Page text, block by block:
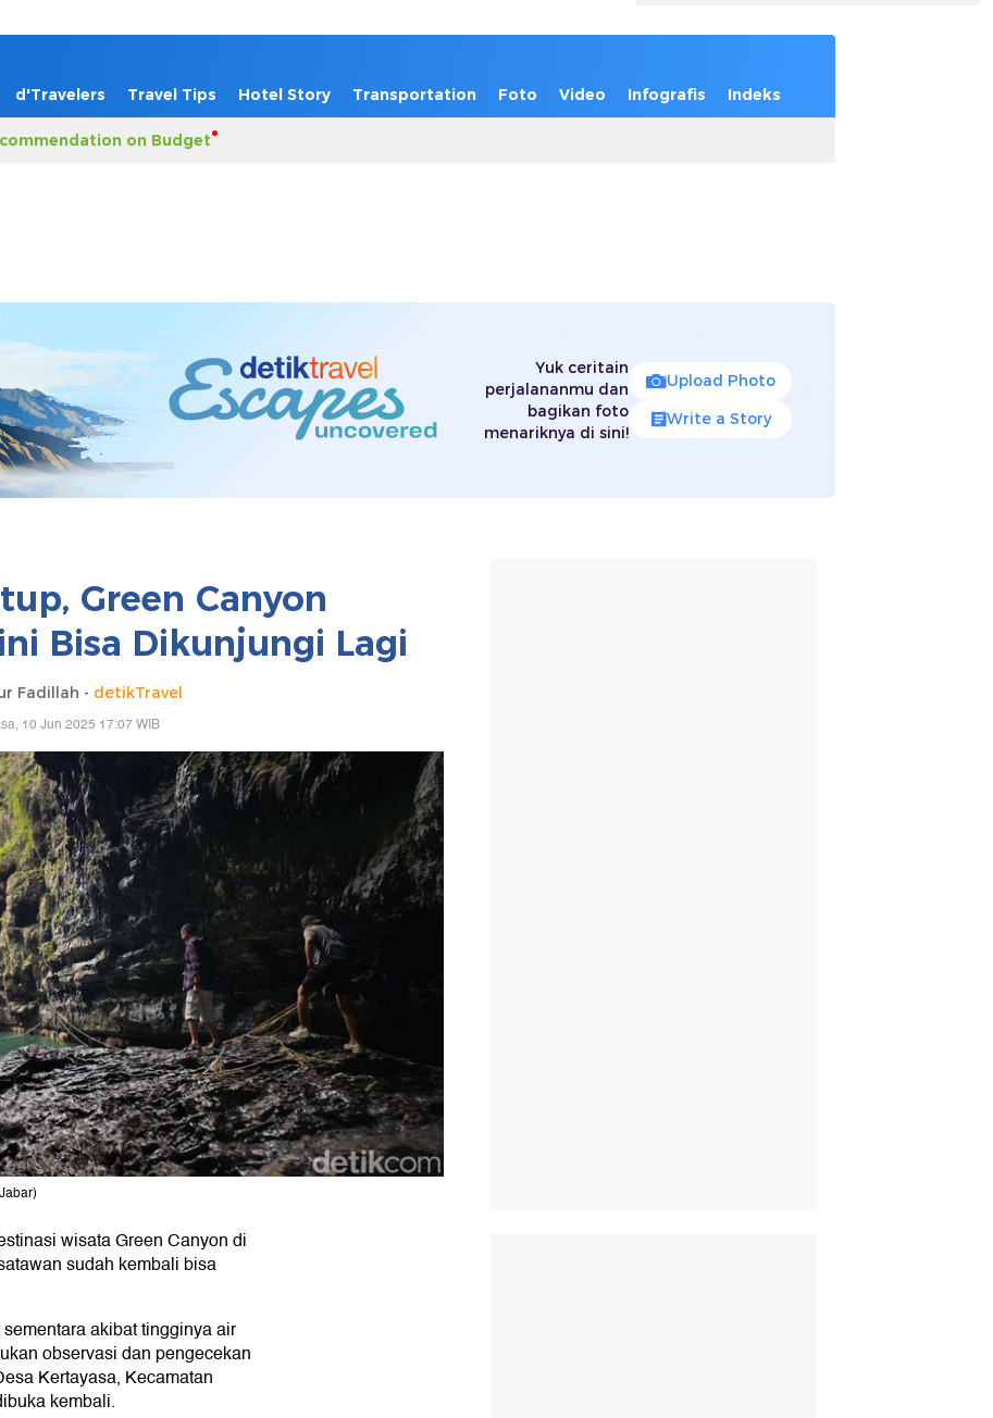
d'Travelers Travel Tips Hotel Story Transportation Foto Video Infografis Indeks
on Budget
Yuk ceritain
perjalananmu dan
bagikan foto
menariknya di sini!
Upload Photo
Write a Story
Green Canyon
Bisa Dikunjungi Lagi
Fadillah - detikTravel
10 Jun 2025 17:07 WIB
wisata Green Canyon di
sudah kembali bisa
akibat tingginya air
observasi dan pengecekan
Kertayasa, Kecamatan
kembali.